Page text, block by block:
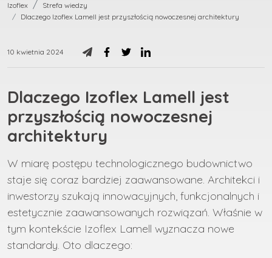
Izoflex
Strefa wiedzy
Dlaczego Izoflex Lamell jest przyszłością nowoczesnej architektury
10 kwietnia 2024
Dlaczego Izoflex Lamell jest
przyszłością nowoczesnej
architektury
W miarę postępu technologicznego budownictwo
staje się coraz bardziej zaawansowane. Architekci i
inwestorzy szukają innowacyjnych, funkcjonalnych i
estetycznie zaawansowanych rozwiązań. Właśnie w
tym kontekście Izoflex Lamell wyznacza nowe
standardy. Oto dlaczego: